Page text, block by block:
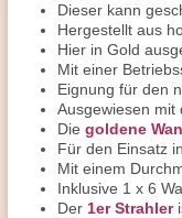
Dieser kann
Hergestellt aus
Hier in Gold
Mit einer
Eignung für den
Ausgewiesen mit
Die goldene
Für den Einsatz
Mit einem
Inklusive 1 x 6
Der 1er Strahler